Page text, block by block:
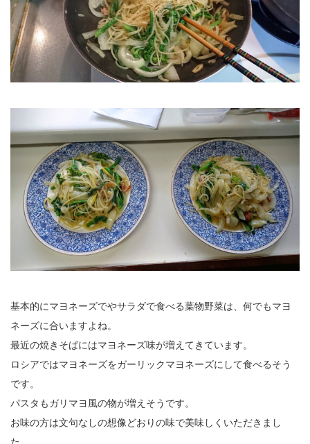
基本的にマヨネーズでやサラダで食べる葉物野菜は、何でもマヨ
ネーズに合いますよね。
最近の焼きそばにはマヨネーズ味が増えてきています。
ロシアではマヨネーズをガーリックマヨネーズにして食べるそう
です。
パスタもガリマヨ風の物が増えそうです。
お味の方は文句なしの想像どおりの味で美味しくいただきまし
た。